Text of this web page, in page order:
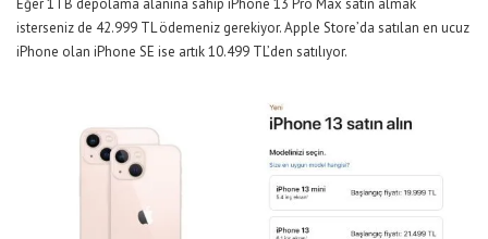
Eğer 1TB depolama alanına sahip iPhone 13 Pro Max satın almak
isterseniz de 42.999 TL ödemeniz gerekiyor. Apple Store’da satılan en ucuz
iPhone olan iPhone SE ise artık 10.499 TL’den satılıyor.